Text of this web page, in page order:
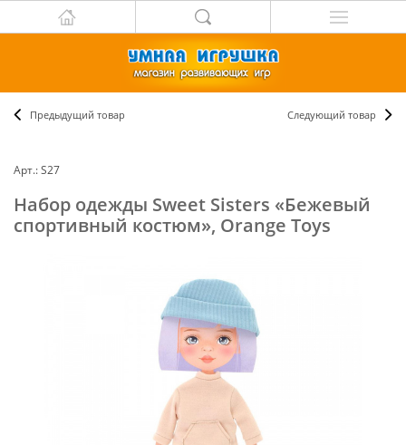
Предыдущий товар Следующий товар
Арт.: S27
Набор одежды Sweet Sisters «Бежевый
спортивный костюм», Orange Toys